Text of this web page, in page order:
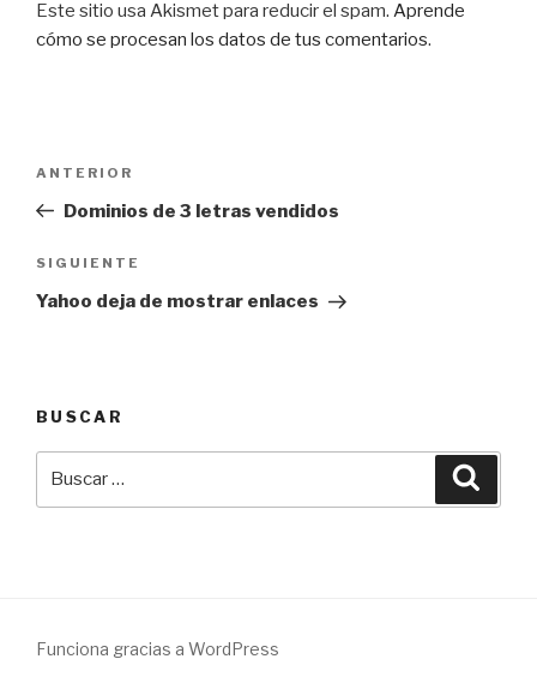
Este sitio usa Akismet para reducir el spam. Aprende
cómo se procesan los datos de tus comentarios.
entradas
Entrada
anterior:
ANTERIOR
Dominios de 3 letras vendidos
Siguiente
entrada
SIGUIENTE
Yahoo deja de mostrar enlaces
BUSCAR
Funciona gracias a WordPress